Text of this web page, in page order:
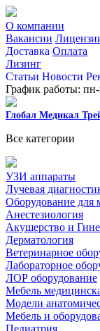
О компании
Вакансии
Доставка Оплата
Лизинг
Статьи Новости
График работы:
Глобал Медикал
Все категории
УЗИ аппараты
Лучевая
Оборудование для
Анестезиология
Акушерство и
Дерматология
Ветеринарное
Лабораторное
ЛОР оборудование
Мебель
Модели
Мебель и
Педиатрия